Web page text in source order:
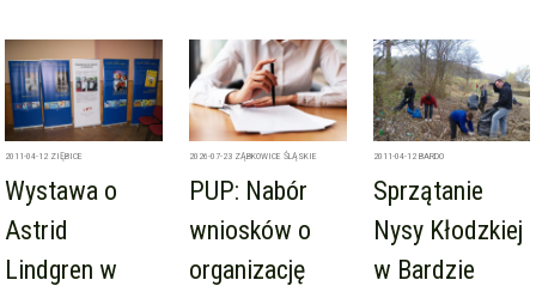
2011-04-12 ZIĘBICE
Wystawa o
Astrid
Lindgren w
2026-07-23 ZĄBKOWICE ŚLĄSKIE
PUP: Nabór
wniosków o
organizację
2011-04-12 BARDO
Sprzątanie
Nysy Kłodzkiej
w Bardzie